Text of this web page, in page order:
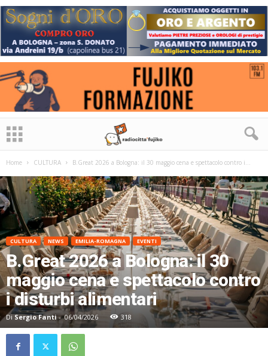
Home CULTURA B.Great 2026 a Bologna: il 30 maggio cena e spettacolo contro i...
CULTURA NEWS EMILIA-ROMAGNA EVENTI
B.Great 2026 a Bologna: il 30
maggio cena e spettacolo contro
i disturbi alimentari
Di Sergio Fanti- 06/04/2026 318